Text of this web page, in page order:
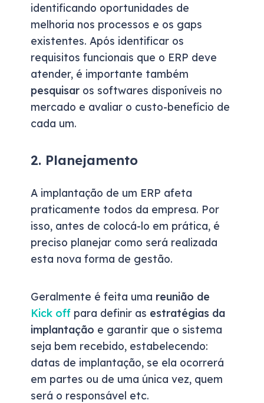
identificando oportunidades de
melhoria nos processos e os gaps
existentes. Após identificar os
requisitos funcionais que o ERP deve
atender, é importante também
pesquisar os softwares disponíveis no
mercado e avaliar o custo-benefício de
cada um.
2. Planejamento
A implantação de um ERP afeta
praticamente todos da empresa. Por
isso, antes de colocá-lo em prática, é
preciso planejar como será realizada
esta nova forma de gestão.
Geralmente é feita uma reunião de
Kick off para definir as estratégias da
implantação e garantir que o sistema
seja bem recebido, estabelecendo:
datas de implantação, se ela ocorrerá
em partes ou de uma única vez, quem
será o responsável etc.